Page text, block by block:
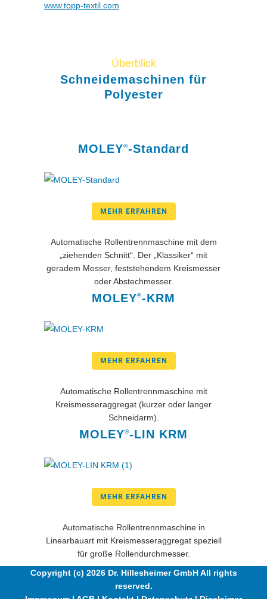
www.topp-textil.com
Überblick
Schneidemaschinen für
Polyester
MOLEY®-Standard
MEHR ERFAHREN
Automatische Rollentrennmaschine mit dem
„ziehenden Schnitt“. Der „Klassiker“ mit
geradem Messer, feststehendem Kreismesser
oder Abstechmesser.
MOLEY®-KRM
MEHR ERFAHREN
Automatische Rollentrennmaschine mit
Kreismesseraggregat (kurzer oder langer
Schneidarm).
MOLEY®-LIN KRM
MEHR ERFAHREN
Automatische Rollentrennmaschine in
Linearbauart mit Kreismesseraggregat speziell
für große Rollendurchmesser.
Copyright (c) 2026 Dr. Hillesheimer GmbH All rights
reserved.